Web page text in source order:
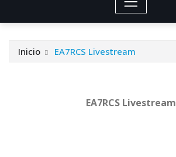
Inicio EA7RCS Livestream
EA7RCS Livestream